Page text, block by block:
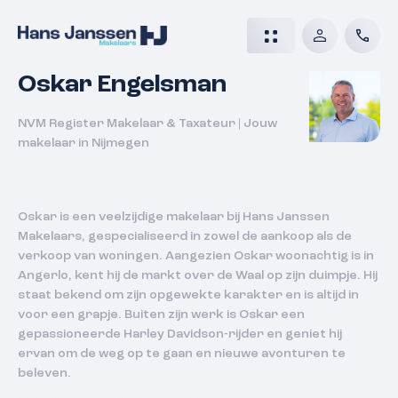
Oskar Engelsman
NVM Register Makelaar & Taxateur
Jouw
makelaar in Nijmegen
Oskar is een veelzijdige makelaar bij Hans Janssen
Makelaars, gespecialiseerd in zowel de aankoop als de
verkoop van woningen. Aangezien Oskar woonachtig is in
Angerlo, kent hij de markt over de Waal op zijn duimpje. Hij
staat bekend om zijn opgewekte karakter en is altijd in
voor een grapje. Buiten zijn werk is Oskar een
gepassioneerde Harley Davidson-rijder en geniet hij
ervan om de weg op te gaan en nieuwe avonturen te
beleven.